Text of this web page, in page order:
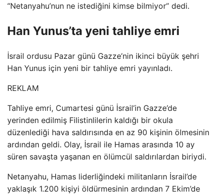
“Netanyahu’nun ne istediğini kimse bilmiyor” dedi.
Han Yunus’ta yeni tahliye emri
İsrail ordusu Pazar günü Gazze’nin ikinci büyük şehri
Han Yunus için yeni bir tahliye emri yayınladı.
REKLAM
Tahliye emri, Cumartesi günü İsrail’in Gazze’de
yerinden edilmiş Filistinlilerin kaldığı bir okula
düzenlediği hava saldırısında en az 90 kişinin ölmesinin
ardından geldi. Olay, İsrail ile Hamas arasında 10 ay
süren savaşta yaşanan en ölümcül saldırılardan biriydi.
Netanyahu, Hamas liderliğindeki militanların İsrail’de
yaklaşık 1.200 kişiyi öldürmesinin ardından 7 Ekim’de